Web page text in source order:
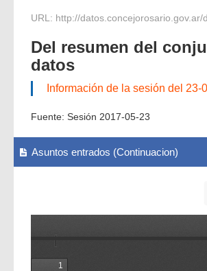
URL: http://datos.concejorosario.gov.ar/dataset/cdf2eacd-02e0-4f44-a8f9-8c22015ded0e/resource/90e94014-b5d8-4e52-b869-884106b918b0/
Del resumen del
datos
Información de la sesión del 23-
Fuente: Sesión 2017-05-23
Asuntos entrados (Continuacion)